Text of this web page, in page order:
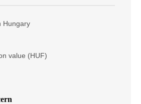
Hungary
value (HUF)